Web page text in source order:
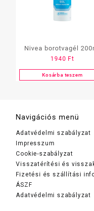
Nivea borotvagél
többféle
1940 Ft
Kosárba teszem
Navigációs menü
Adatvédelmi szabályzat
Impresszum
Cookie-szabályzat
Visszatérítési és
Fizetési és szállítási
ÁSZF
Adatvédelmi szabályzat